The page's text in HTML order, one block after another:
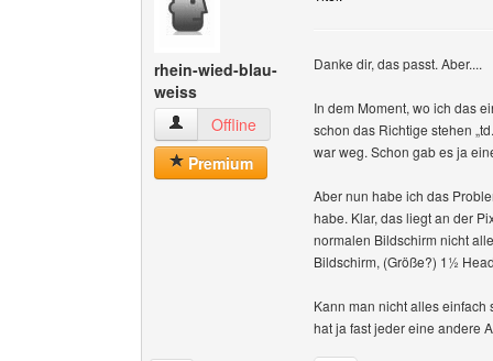
rhein-wied-blau-
weiss
rhein-wied-blau-weiss Benutzer-Profile
Offline
Premium
Danke dir, das passt. Aber....
In dem Moment, wo ich das
schon das Richtige stehen
war weg. Schon gab es ja
Aber nun habe ich das
habe. Klar, das liegt an der
normalen Bildschirm nicht
Bildschirm, (Größe?) 1½
Kann man nicht alles
hat ja fast jeder eine andere